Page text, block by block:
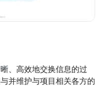
、高效地交换信息的过
并维护与项目相关各方的